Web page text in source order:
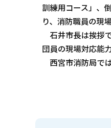
訓練用コース」、
り、消防職員の現
石井市長は挨拶
団員の現場対応能
西宮市消防局で